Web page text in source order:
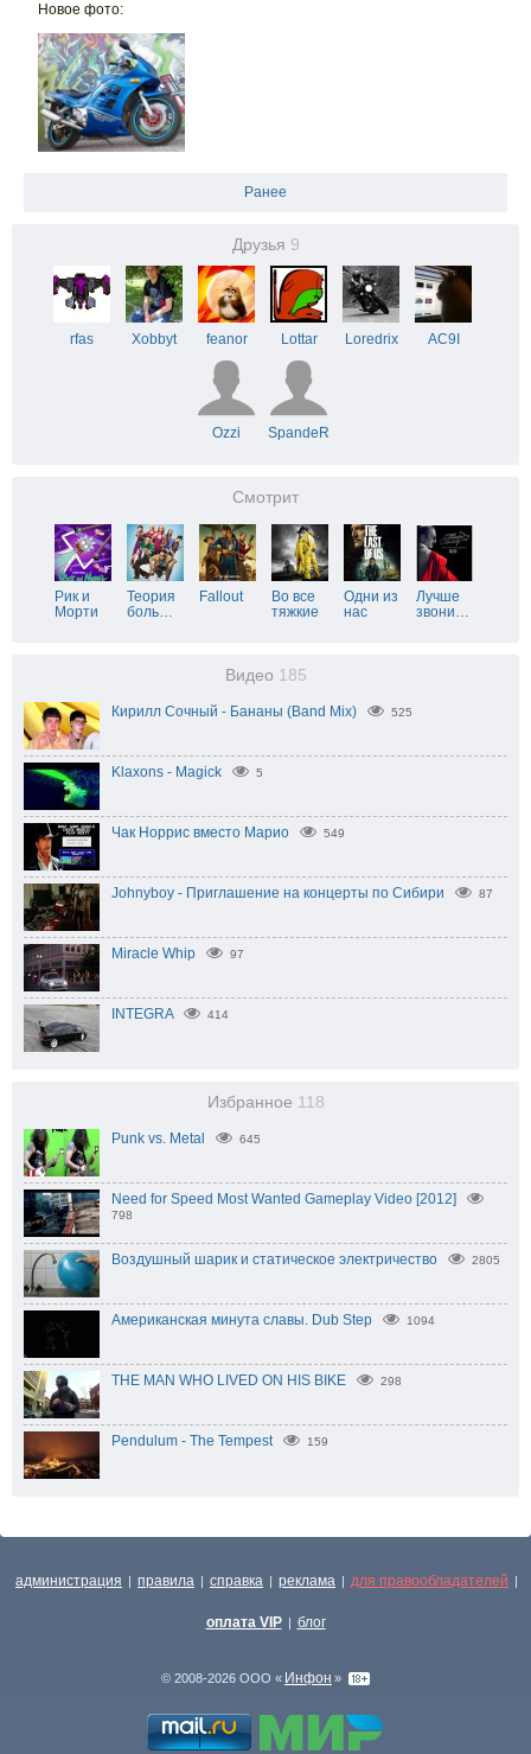
Новое фото:
Ранее
Друзья 9
rfas Xobbyt feanor Lottar Loredrix AC9I
Ozzi SpandeR
Смотрит
Рик и
Морти
Теория
боль…
Fallout
Во все
тяжкие
Одни из
нас
Лучше
звони…
Видео 185
Кирилл Сочный - Бананы (Band Mix) 525
Klaxons - Magick 5
Чак Норрис вместо Марио 549
Johnyboy - Приглашение на концерты по Сибири 87
Miracle Whip 97
INTEGRA 414
Избранное 118
Punk vs. Metal 645
Need for Speed Most Wanted Gameplay Video [2012]
798
Воздушный шарик и статическое электричество 2805
Американская минута славы. Dub Step 1094
THE MAN WHO LIVED ON HIS BIKE 298
Pendulum - The Tempest 159
администрация | правила | справка | реклама | для правообладателей |
оплата VIP | блог
© 2008-2026 ООО « Инфон »